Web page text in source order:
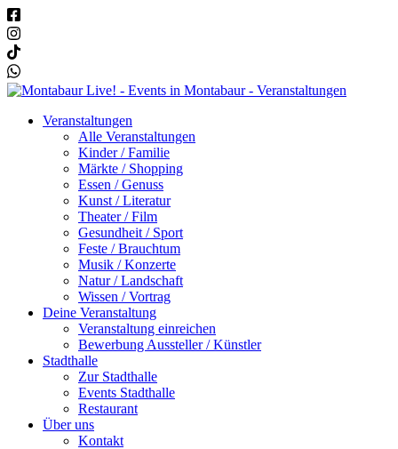
Veranstaltungen
Alle Veranstaltungen
Kinder / Familie
Märkte / Shopping
Essen / Genuss
Kunst / Literatur
Theater / Film
Gesundheit / Sport
Feste / Brauchtum
Musik / Konzerte
Natur / Landschaft
Wissen / Vortrag
Deine Veranstaltung
Veranstaltung einreichen
Bewerbung Aussteller / Künstler
Stadthalle
Zur Stadthalle
Events Stadthalle
Restaurant
Über uns
Kontakt